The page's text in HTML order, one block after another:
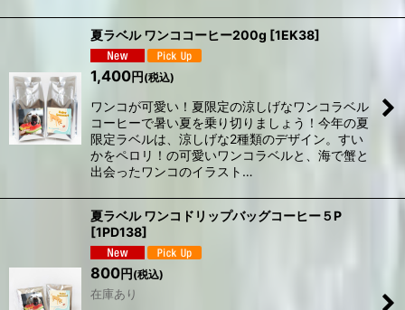
夏ラベル ワンココーヒー200g [1EK38]
1,400円 (税込)
ワンコが可愛い！夏限定の涼しげなワンコラベル
コーヒーで暑い夏を乗り切りましょう！今年の夏
限定ラベルは、涼しげな2種類のデザイン。すい
かをペロリ！の可愛いワンコラベルと、海で蟹と
出会ったワンコのイラスト…
夏ラベル ワンコドリップバッグコーヒー５P
[1PD138]
800円(税込)
在庫あり